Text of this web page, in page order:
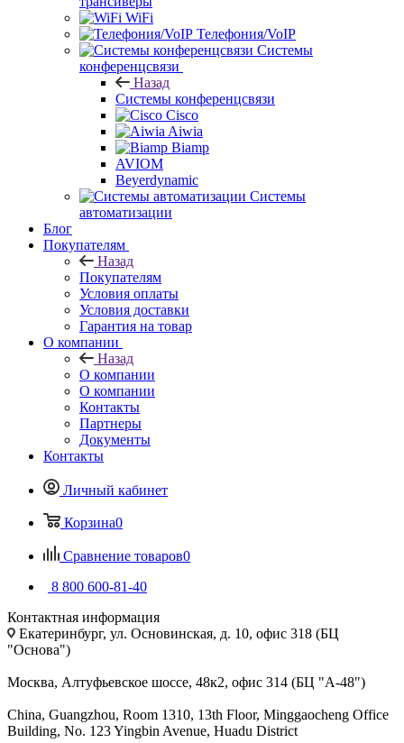
WiFi
Телефония/VoIP
Системы
конференцсвязи
Назад
Системы конференцсвязи
Cisco
Aiwia
Biamp
AVIOM
Beyerdynamic
Системы
автоматизации
Блог
Покупателям
Назад
Покупателям
Условия оплаты
Условия доставки
Гарантия на товар
О компании
Назад
О компании
О компании
Контакты
Партнеры
Документы
Контакты
Личный кабинет
Корзина0
Сравнение товаров0
8 800 600-81-40
Контактная информация
Екатеринбург, ул. Основинская, д. 10, офис 318 (БЦ
"Основа")
Москва, Алтуфьевское шоссе, 48к2, офис 314 (БЦ "А-48")
China, Guangzhou, Room 1310, 13th Floor, Minggaocheng Office
Building, No. 123 Yingbin Avenue, Huadu District